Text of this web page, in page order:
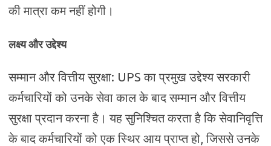
की मात्रा कम नहीं होगी।
लक्ष्य और उद्देश्य
सम्मान और वित्तीय सुरक्षा: UPS का प्रमुख उद्देश्य सरकारी
कर्मचारियों को उनके सेवा काल के बाद सम्मान और वित्तीय
सुरक्षा प्रदान करना है। यह सुनिश्चित करता है कि सेवानिवृत्ति
के बाद कर्मचारियों को एक स्थिर आय प्राप्त हो, जिससे उनके